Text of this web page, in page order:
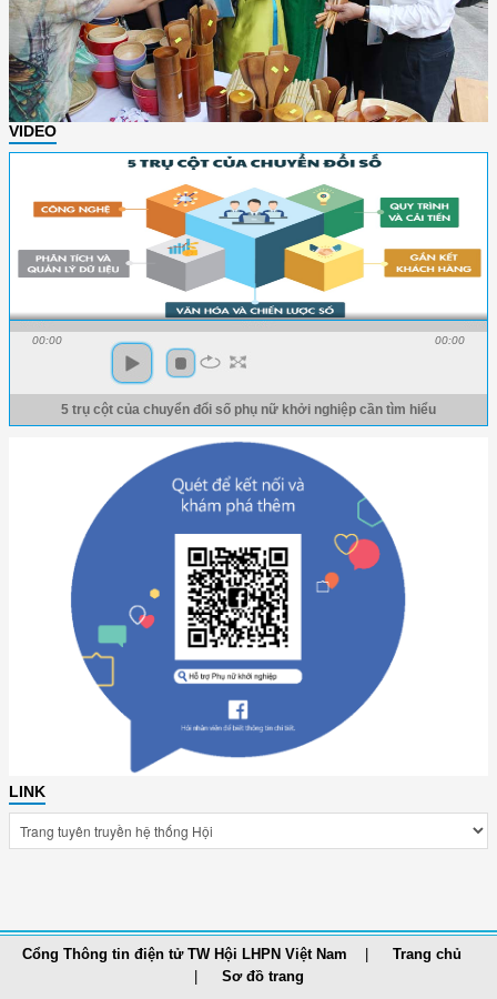
VIDEO
00:00 00:00
5 trụ cột của chuyển đổi số phụ nữ khởi nghiệp cần tìm hiểu
LINK
Cổng Thông tin điện tử TW Hội LHPN Việt Nam
Trang chủ
Sơ đồ trang